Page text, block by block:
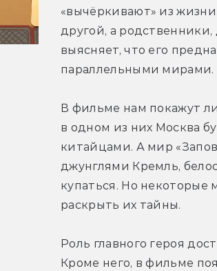
«вычёркивают» из
другой, а родственники,
выясняет, что его
параллельными мирами.
В фильме нам покажут
в одном из них Москва
китайцами. А мир
джунглями Кремль,
купаться. Но некоторые
раскрыть их тайны.
Роль главного героя
Кроме него, в фильме